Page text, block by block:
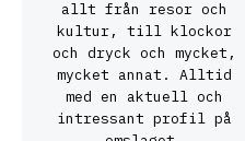
allt från resor och
kultur, till klockor
och dryck och mycket,
mycket annat. Alltid
med en aktuell och
intressant profil på